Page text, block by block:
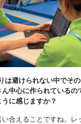
は避けられない中でそ
中心に作られているの
に感じますか？
合えることですね。レ